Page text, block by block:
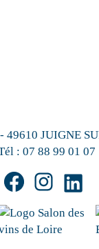
49610 JUIGNE
: 07 88 99 01 07